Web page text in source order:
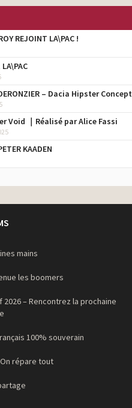
REJOINT LA\PAC !
– Dacia Hipster Concept
Void ｜Réalisé par Alice Fassi
KAADEN
mains
les boomers
2026 – Rencontrez la prochaine
100% souverain
répare tout